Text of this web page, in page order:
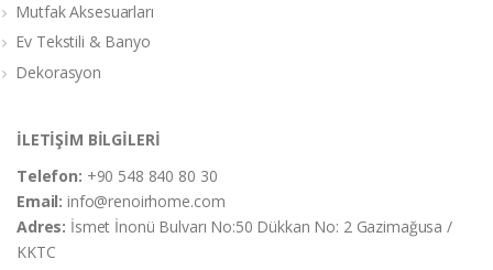
Mutfak Aksesuarları
Ev Tekstili & Banyo
Dekorasyon
İLETİŞİM BİLGİLERİ
Telefon: +90 548 840 80 30
Email:info@renoirhome.com
Adres: İsmet İnonü Bulvarı No:50 Dükkan No: 2 Gazimağusa /
KKTC